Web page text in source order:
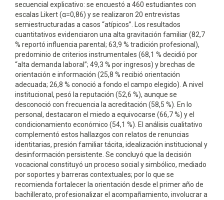
secuencial explicativo: se encuestó a 460 estudiantes con
escalas Likert (α=0,86) y se realizaron 20 entrevistas
semiestructuradas a casos “atípicos”. Los resultados
cuantitativos evidenciaron una alta gravitación familiar (82,7
% reportó influencia parental; 63,9 % tradición profesional),
predominio de criterios instrumentales (68,1 % decidió por
“alta demanda laboral”; 49,3 % por ingresos) y brechas de
orientación e información (25,8 % recibió orientación
adecuada; 26,8 % conoció a fondo el campo elegido). A nivel
institucional, pesó la reputación (52,6 %), aunque se
desconoció con frecuencia la acreditación (58,5 %). En lo
personal, destacaron el miedo a equivocarse (66,7 %) y el
condicionamiento económico (54,1 %). El análisis cualitativo
complementó estos hallazgos con relatos de renuncias
identitarias, presión familiar tácita, idealización institucional y
desinformación persistente. Se concluyó que la decisión
vocacional constituyó un proceso social y simbólico, mediado
por soportes y barreras contextuales; por lo que se
recomienda fortalecer la orientación desde el primer año de
bachillerato, profesionalizar el acompañamiento, involucrar a